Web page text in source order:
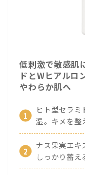
低刺激で敏感肌
ドとWヒアルロ
やわらか肌へ
ヒト型セラミ
湿。キメを整
ナス果実エキ
しっかり蓄え